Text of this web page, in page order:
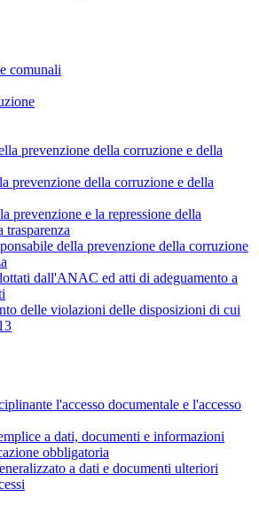
comunali
prevenzione della corruzione e della
prevenzione della corruzione e della
prevenzione e la repressione della
trasparenza
della prevenzione della corruzione
dall'ANAC ed atti di adeguamento a
delle violazioni delle disposizioni di cui
l'accesso documentale e l'accesso
a dati, documenti e informazioni
obbligatoria
a dati e documenti ulteriori